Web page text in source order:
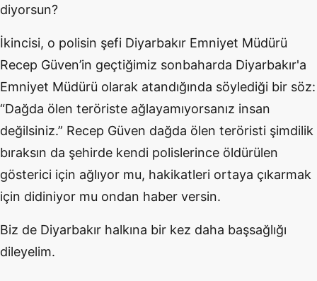
diyorsun?
İkincisi, o polisin şefi Diyarbakır Emniyet Müdürü
Recep Güven’in geçtiğimiz sonbaharda Diyarbakır'a
Emniyet Müdürü olarak atandığında söylediği bir söz:
“Dağda ölen teröriste ağlayamıyorsanız insan
değilsiniz.” Recep Güven dağda ölen teröristi şimdilik
bıraksın da şehirde kendi polislerince öldürülen
gösterici için ağlıyor mu, hakikatleri ortaya çıkarmak
için didiniyor mu ondan haber versin.
Biz de Diyarbakır halkına bir kez daha başsağlığı
dileyelim.